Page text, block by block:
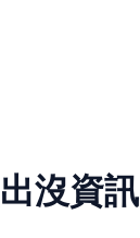
出沒資訊